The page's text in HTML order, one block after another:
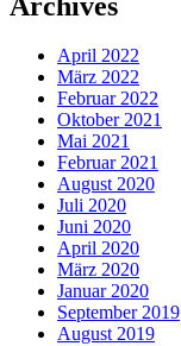
April 2022
März 2022
Februar 2022
Oktober 2021
Mai 2021
Februar 2021
August 2020
Juli 2020
Juni 2020
April 2020
März 2020
Januar 2020
September 2019
August 2019